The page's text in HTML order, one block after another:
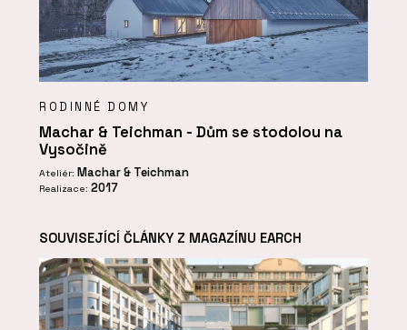
RODINNÉ DOMY
Machar & Teichman - Dům se stodolou na
Vysočině
Ateliér: Machar & Teichman
Realizace: 2017
SOUVISEJÍCÍ ČLÁNKY Z MAGAZÍNU EARCH